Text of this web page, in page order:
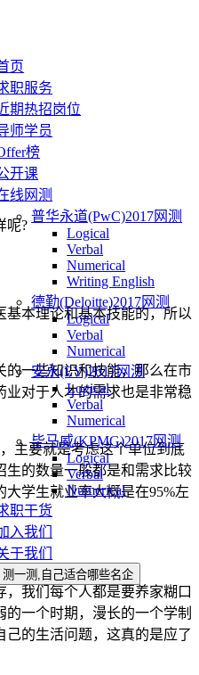
页
职服务
期热招岗位
师学员
榜
开课
线网测
普华永道(PwC)2017网测
Logical
Verbal
Numerical
Writing English
德勤(Deloitte)2017网测
Logical
Verbal
Numerical
安永(EY)2017网测
Logical
Verbal
Numerical
毕马威(KPMG)2017网测
Logical
Verbal
Numerical
职干货
入我们
于我们
测一测,自己适合哪些名企
呢?
本理论和基本技能的，所以
的一些知识和技能，那么在市
对于人才的需求也是非常稳
主要就是考虑这个单位到底
生的数量一般都是和需求比较
学生就业率大概是在95%左
我们每个人都是要养家糊口
一个时期，漫长的一个学制
的生活问题，这真的是应了